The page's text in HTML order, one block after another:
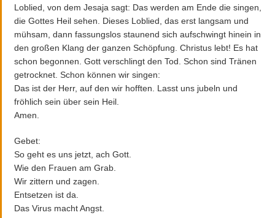
Loblied, von dem Jesaja sagt: Das werden am Ende die singen,
die Gottes Heil sehen. Dieses Loblied, das erst langsam und
mühsam, dann fassungslos staunend sich aufschwingt hinein in
den großen Klang der ganzen Schöpfung. Christus lebt! Es hat
schon begonnen. Gott verschlingt den Tod. Schon sind Tränen
getrocknet. Schon können wir singen:
Das ist der Herr, auf den wir hofften. Lasst uns jubeln und
fröhlich sein über sein Heil.
Amen.
Gebet:
So geht es uns jetzt, ach Gott.
Wie den Frauen am Grab.
Wir zittern und zagen.
Entsetzen ist da.
Das Virus macht Angst.